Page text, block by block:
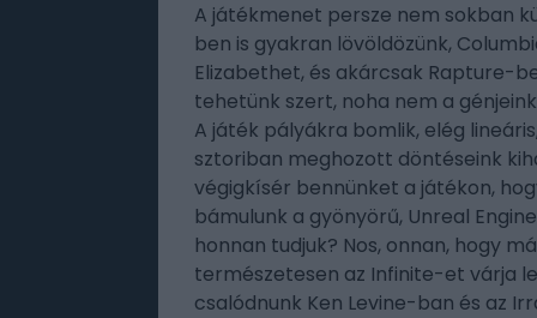
A játékmenet persze nem sokban
ben is gyakran lövöldözünk,
Elizabethet, és akárcsak Rapture-
tehetünk szert, noha nem a
A játék pályákra bomlik, elég
sztoriban meghozott döntéseink
végigkísér bennünket a játékon,
bámulunk a gyönyörű, Unreal
honnan tudjuk? Nos, onnan, hogy
természetesen az Infinite-et várja
csalódnunk Ken Levine-ban és az